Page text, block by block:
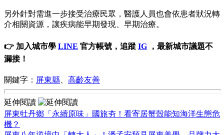
另外針對需進一步接受治療民眾，醫護人員也會依患者狀況轉
介相關資源，讓疾病能早期發現、早期治療。
👉 加入城市學 LINE 官方帳號，追蹤 IG ，最新城市議題不
漏接！
關鍵字： 屏東縣 高齡友善
延伸閱讀
屏東牡丹鄉「永續原味」國旅夯！看寄居蟹殼能知海洋生態危
機？